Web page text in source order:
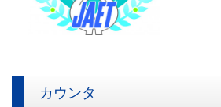
カウンタ